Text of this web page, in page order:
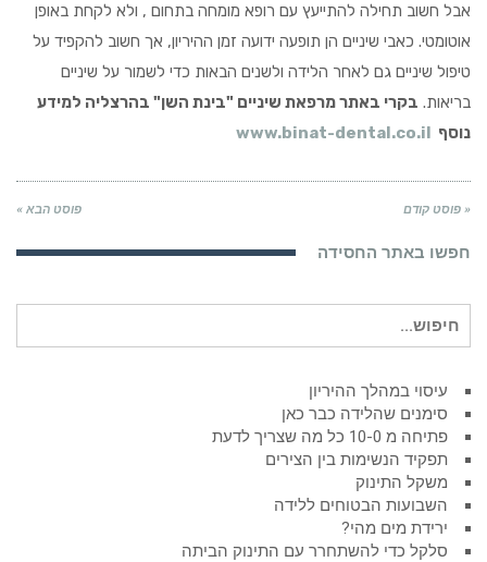
אבל חשוב תחילה להתייעץ עם רופא מומחה בתחום , ולא לקחת באופן
אוטומטי. כאבי שיניים הן תופעה ידועה זמן ההיריון, אך חשוב להקפיד על
טיפול שיניים גם לאחר הלידה ולשנים הבאות כדי לשמור על שיניים
בריאות. בקרי באתר מרפאת שיניים "בינת השן" בהרצליה למידע
נוסף www.binat-dental.co.il
« פוסט קודם פוסט הבא »
חפשו באתר החסידה
עבור:
עיסוי במהלך ההיריון
סימנים שהלידה כבר כאן
פתיחה מ 10-0 כל מה שצריך לדעת
תפקיד הנשימות בין הצירים
משקל התינוק
השבועות הבטוחים ללידה
ירידת מים מהי?
סלקל כדי להשתחרר עם התינוק הביתה